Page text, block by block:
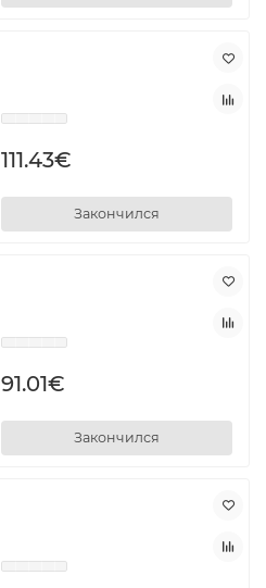
111.43€
Закончился
91.01€
Закончился